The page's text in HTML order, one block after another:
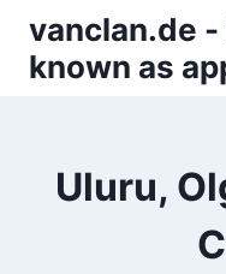
Inhalt
springen
vanclan.de
known as
Uluru,